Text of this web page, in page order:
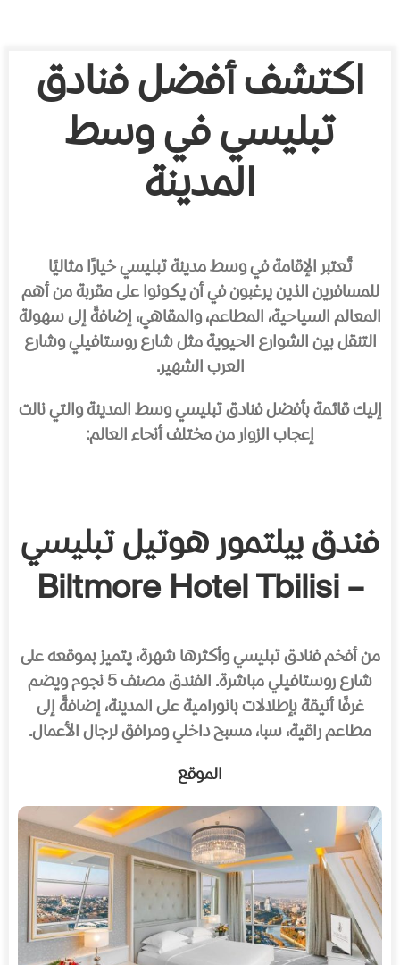
اكتشف أفضل فنادق
تبليسي في وسط
المدينة
تُعتبر الإقامة في وسط مدينة تبليسي خيارًا مثاليًا
للمسافرين الذين يرغبون في أن يكونوا على مقربة من أهم
المعالم السياحية، المطاعم، والمقاهي، إضافةً إلى سهولة
التنقل بين الشوارع الحيوية مثل شارع روستافيلي وشارع
العرب الشهير.
إليك قائمة بأفضل فنادق تبليسي وسط المدينة والتي نالت
إعجاب الزوار من مختلف أنحاء العالم:
فندق بيلتمور هوتيل تبليسي
– Biltmore Hotel Tbilisi
من أفخم فنادق تبليسي وأكثرها شهرة، يتميز بموقعه على
شارع روستافيلي مباشرة. الفندق مصنف 5 نجوم ويضم
غرفًا أنيقة بإطلالات بانورامية على المدينة، إضافةً إلى
مطاعم راقية، سبا، مسبح داخلي ومرافق لرجال الأعمال.
الموقع